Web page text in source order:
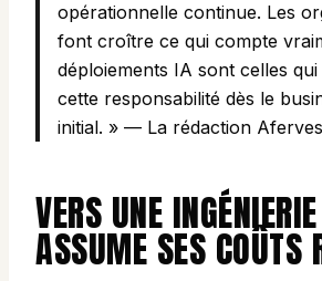
opérationnelle continue. Les
font croître ce qui compte
déploiements IA sont celles
cette responsabilité dès le
initial. » — La rédaction
VERS UNE
ASSUME SES COÛTS